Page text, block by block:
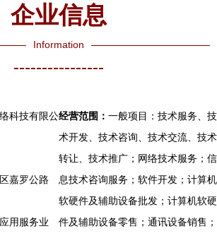
企业信息
Information
----------------
科技有限公
嘉罗公路
用服务业
经营范围： 一般项目：技术服务、技
术开发、技术咨询、技术交流、技术
转让、技术推广；网络技术服务；信
息技术咨询服务；软件开发；计算机
软硬件及辅助设备批发；计算机软硬
件及辅助设备零售；通讯设备销售；